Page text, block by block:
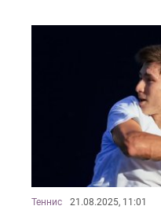
Теннис 21.08.2025, 11:01